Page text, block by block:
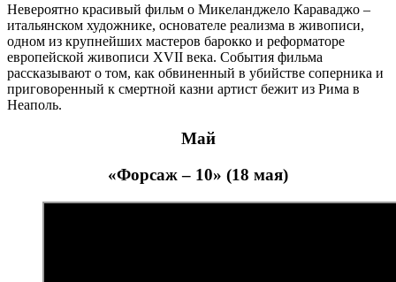
Невероятно красивый фильм о Микеланджело Караваджо –
итальянском художнике, основателе реализма в живописи,
одном из крупнейших мастеров барокко и реформаторе
европейской живописи XVII века. События фильма
рассказывают о том, как обвиненный в убийстве соперника и
приговоренный к смертной казни артист бежит из Рима в
Неаполь.
Май
«Форсаж – 10» (18 мая)